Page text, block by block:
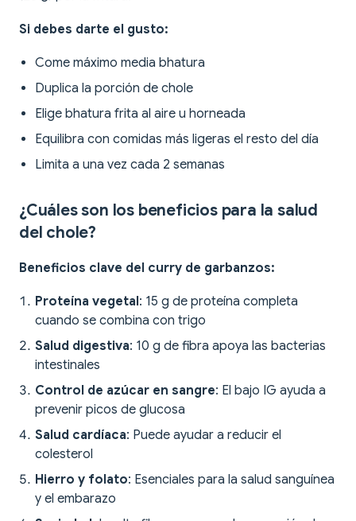
Si debes darte el gusto:
Come máximo media bhatura
Duplica la porción de chole
Elige bhatura frita al aire u horneada
Equilibra con comidas más ligeras el resto del día
Limita a una vez cada 2 semanas
¿Cuáles son los beneficios para la salud
del chole?
Beneficios clave del curry de garbanzos:
Proteína vegetal: 15 g de proteína completa
cuando se combina con trigo
Salud digestiva: 10 g de fibra apoya las bacterias
intestinales
Control de azúcar en sangre: El bajo IG ayuda a
prevenir picos de glucosa
Salud cardíaca: Puede ayudar a reducir el
colesterol
Hierro y folato: Esenciales para la salud sanguínea
y el embarazo